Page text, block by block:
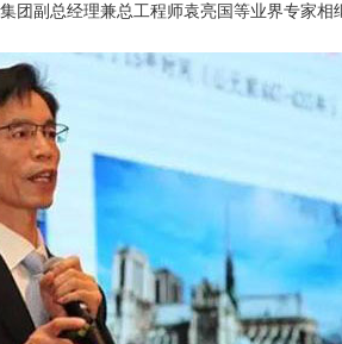
副总经理兼总工程师袁亮国等业界专家相